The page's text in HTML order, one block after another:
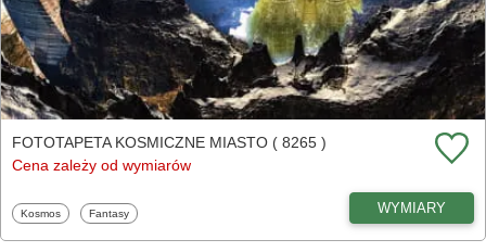
FOTOTAPETA KOSMICZNE MIASTO ( 8265 )
Cena zależy od wymiarów
Fototapety
Kosmos Fototapety
Fantasy WYMIARY